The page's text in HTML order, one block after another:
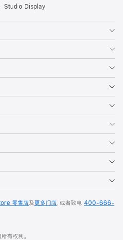
Studio Display
零售店及更多门店，或者致电 400-666-
权利。